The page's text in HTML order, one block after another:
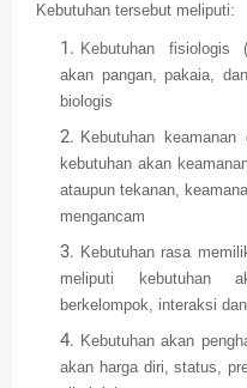
Kebutuhan tersebut meliputi:
Kebutuhan fisiologis
akan pangan, pakaia,
biologis
Kebutuhan
kebutuhan akan
ataupun tekanan,
mengancam
Kebutuhan rasa
meliputi kebutuhan
berkelompok, interaksi
Kebutuhan akan
akan harga diri, status,